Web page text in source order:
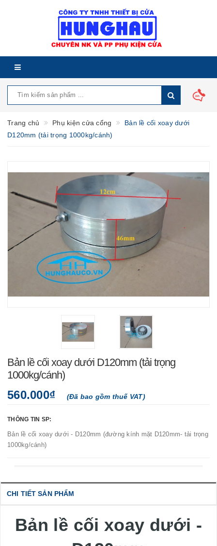
Trang chủ Phụ kiện cửa cổng
Bản lề cối xoay dưới
D120mm (tải trọng 1000kg/cánh)
Bản lề cối xoay dưới D120mm (tải trọng
1000kg/cánh)
560.000₫ (Đã bao gồm thuế VAT)
THÔNG TIN SP:
Bản lề cối xoay dưới - D120mm (đường kính mặt D120mm- tải trọng
1000kg/cánh)
CHI TIẾT SẢN PHẨM
Bản lề cối xoay dưới -